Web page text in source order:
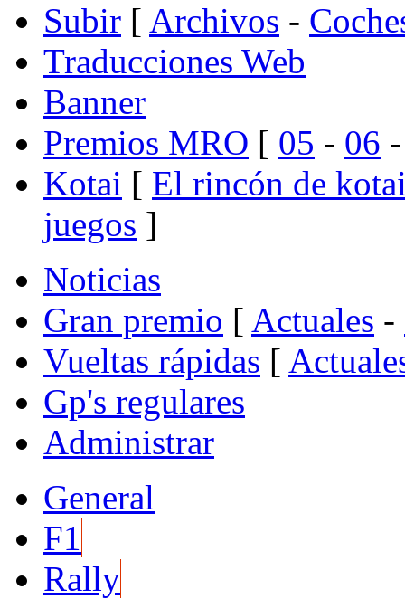
Subir [ Archivos -
Traducciones Web
Banner
Premios MRO [ 05 - 06
Kotai [ El rincón de
juegos ]
Noticias
Gran premio [ Actuales -
Vueltas rápidas [
Gp's regulares
Administrar
General
F1
Rally